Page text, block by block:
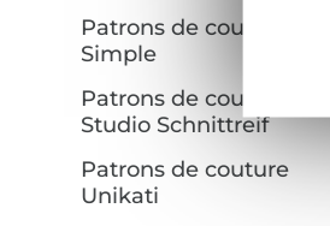
Patrons de couture Sew
Simple
Patrons de couture
Studio Schnittreif
Patrons de couture
Unikati